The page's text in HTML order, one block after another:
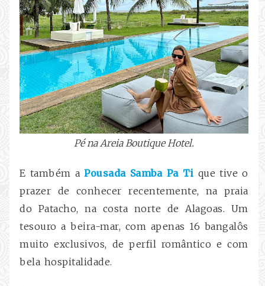
Pé na AreiaBoutique Hotel.
E também aPousada Samba Pa Ti que tive o
prazer de conhecer recentemente, na praia
do Patacho, na costa norte de Alagoas. Um
tesouro a beira-mar, com apenas 16 bangalôs
muito exclusivos, de perfil romântico e com
bela hospitalidade.